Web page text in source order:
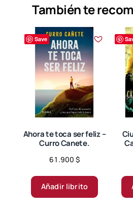
También te
Save
Ahora te toca ser feliz –
Curro Canete.
61.900 $
Añadir librito